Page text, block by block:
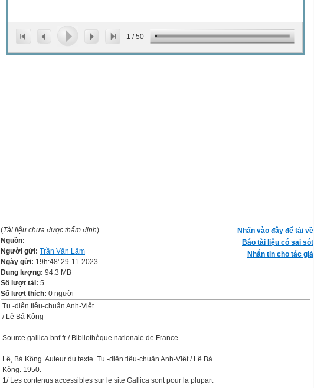
1 /50
Nhấn vào đây để tải về
Báo tài liệu có sai sót
Nhắn tin cho tác giả
(Tài liệu chưa được thẩm định)
Nguồn:
Người gửi: Trần Văn Lâm
Ngày gửi: 19h:48' 29-11-2023
Dung lượng: 94.3 MB
Số lượt tải: 5
Số lượt thích: 0 người
Tu -diên tiêu-chuân Anh-Viêt
/ Lê Bá Kông
Source gallica.bnf.fr / Bibliothèque nationale de France
Lê, Bá Kông. Auteur du texte. Tu -diên tiêu-chuân Anh-Viêt / Lê Bá
Kông. 1950.
1/ Les contenus accessibles sur le site Gallica sont pour la plupart